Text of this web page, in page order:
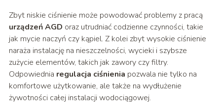
Zbyt niskie ciśnienie może powodować problemy z pracą
urządzeń AGD oraz utrudniać codzienne czynności, takie
jak mycie naczyń czy kąpiel. Z kolei zbyt wysokie ciśnienie
naraża instalację na nieszczelności, wycieki i szybsze
zużycie elementów, takich jak zawory czy filtry.
Odpowiednia regulacja ciśnienia pozwala nie tylko na
komfortowe użytkowanie, ale także na wydłużenie
żywotności całej instalacji wodociągowej.